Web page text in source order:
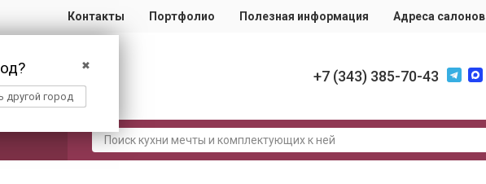
✖
другой город
Контакты Портфолио Полезная информация Адреса салонов
+7 (343) 385-70-43